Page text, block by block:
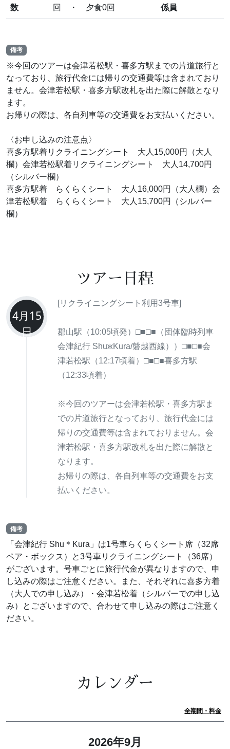
数 回 ・ 夕食0回 係員
備考
※今回のツアーは会津若松駅・喜多方駅までの片道旅行と
なっており、旅行代金には帰りの交通費等は含まれており
ません。会津若松駅・喜多方駅改札を出た際に解散となり
ます。
お帰りの際は、各自列車等の交通費をお支払いください。
〈お申し込みの注意点〉
喜多方駅着リクライニングシート 大人15,000円（大人
欄）会津若松駅着リクライニングシート 大人14,700円
（シルバー欄）
喜多方駅着 らくらくシート 大人16,000円（大人欄）会
津若松駅着 らくらくシート 大人15,700円（シルバー
欄）
ツアー日程
4月15
日
[リクライニングシート利用3号車]
郡山駅（10:05頃発）□■□■（団体臨時列車
会津紀行 ShuжKura/磐越西線））□■□■会
津若松駅（12:17頃着）□■□■喜多方駅
（12:33頃着）
※今回のツアーは会津若松駅・喜多方駅ま
での片道旅行となっており、旅行代金には
帰りの交通費等は含まれておりません。会
津若松駅・喜多方駅改札を出た際に解散と
なります。
お帰りの際は、各自列車等の交通費をお支
払いください。
備考
「会津紀行 Shu＊Kura」は1号車らくらくシート席（32席
ペア・ボックス）と3号車リクライニングシート（36席）
がございます。号車ごとに旅行代金が異なりますので、申
し込みの際はご注意ください。また、それぞれに喜多方着
（大人での申し込み）・会津若松着（シルバーでの申し込
み）とございますので、合わせて申し込みの際はご注意く
ださい。
カレンダー
全期間・料金
2026年9月